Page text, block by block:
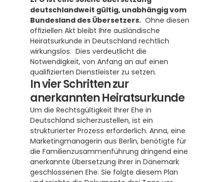
deutschlandweit gültig, unabhängig vom
Bundesland des Übersetzers.
  Ohne diesen
offiziellen Akt bleibt Ihre ausländische
Heiratsurkunde in Deutschland rechtlich
wirkungslos.  Dies verdeutlicht die
Notwendigkeit, von Anfang an auf einen
qualifizierten Dienstleister zu setzen.
In vier Schritten zur
anerkannten Heiratsurkunde
Um die Rechtsgültigkeit Ihrer Ehe in
Deutschland sicherzustellen, ist ein
strukturierter Prozess erforderlich. Anna, eine
Marketingmanagerin aus Berlin, benötigte für
die Familienzusammenführung dringend eine
anerkannte Übersetzung ihrer in Dänemark
geschlossenen Ehe. Sie folgte diesem Plan